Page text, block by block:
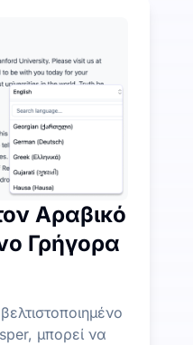
λεπτά δωρεάν
χαρακτηριστικά AI πέρα
περιλήψεις, χάρτες
Αραβικό
Γρήγορα
μπορεί να